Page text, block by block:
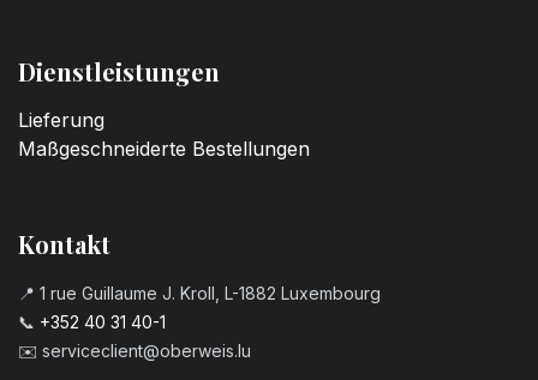
Dienstleistungen
Lieferung
Maßgeschneiderte Bestellungen
Kontakt
📍 1 rue Guillaume J. Kroll, L-1882 Luxembourg
📞 +352 40 31 40-1
✉️ serviceclient@oberweis.lu